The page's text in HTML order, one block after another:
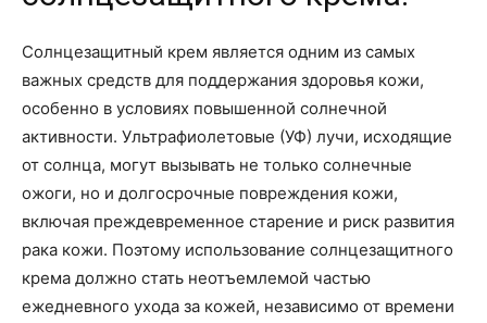
Солнцезащитный крем является одним из самых
важных средств для поддержания здоровья кожи,
особенно в условиях повышенной солнечной
активности. Ультрафиолетовые (УФ) лучи, исходящие
от солнца, могут вызывать не только солнечные
ожоги, но и долгосрочные повреждения кожи,
включая преждевременное старение и риск развития
рака кожи. Поэтому использование солнцезащитного
крема должно стать неотъемлемой частью
ежедневного ухода за кожей, независимо от времени